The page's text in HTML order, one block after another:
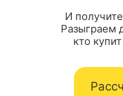
И
Разыграем
кто